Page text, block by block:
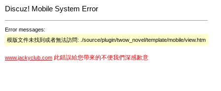
Discuz! Mobile System Error
Error messages:
模版文件未找到或者無法訪問: ./source/plugin/twow_novel/template/mobile/view.htm
www.jackyclub.com 此錯誤給您帶來的不便我們深感歉意